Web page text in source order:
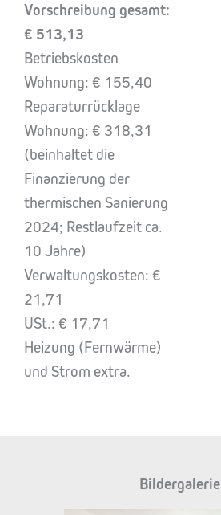
Vorschreibung gesamt:
€ 513,13
Betriebskosten
Wohnung: € 155,40
Reparaturrücklage
Wohnung: € 318,31
(beinhaltet die
Finanzierung der
thermischen Sanierung
2024; Restlaufzeit ca.
10 Jahre)
Verwaltungskosten: €
21,71
USt.: € 17,71
Heizung (Fernwärme)
und Strom extra.
Bildergalerie